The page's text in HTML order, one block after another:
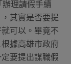
理請假手續
其實是否要提
可以。畢竟不
據高雄市政府
要提出謀職假